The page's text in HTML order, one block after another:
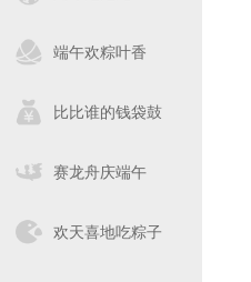
端午欢粽叶香
比比谁的钱袋鼓
赛龙舟庆端午
欢天喜地吃粽子